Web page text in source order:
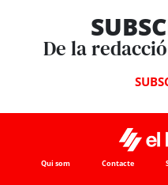
De la
Qui som Contacte